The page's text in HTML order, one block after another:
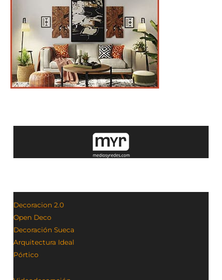
Decoracion 2.0
Open Deco
Decoración Sueca
Arquitectura Ideal
Pórtico